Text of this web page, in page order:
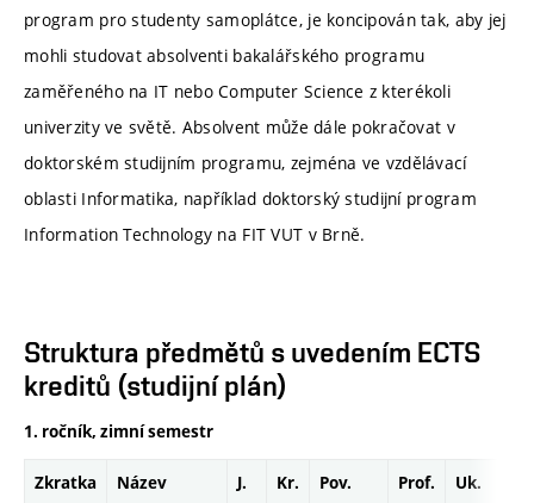
program pro studenty samoplátce, je koncipován tak, aby jej
mohli studovat absolventi bakalářského programu
zaměřeného na IT nebo Computer Science z kterékoli
univerzity ve světě. Absolvent může dále pokračovat v
doktorském studijním programu, zejména ve vzdělávací
oblasti Informatika, například doktorský studijní program
Information Technology na FIT VUT v Brně.
Struktura předmětů s uvedením ECTS
kreditů (studijní plán)
1. ročník, zimní semestr
Zkratka Název J. Kr. Pov. Prof. Uk.